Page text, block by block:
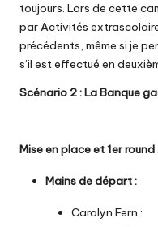
toujours. Lors de cette
par Activités
précédents, même si je
s’il est effectué en
Scénario 2 : La Banque
Mise en place et 1er round
Mains de départ :
Carolyn Fern :